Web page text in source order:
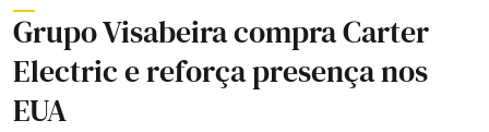
Grupo Visabeira compra Carter
Electric e reforça presença nos
EUA